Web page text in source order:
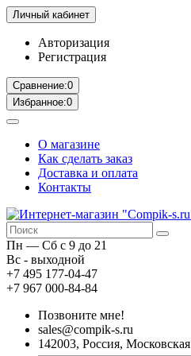
Личный кабинет
Авторизация
Регистрация
Сравнение:0
Избранное:0
О магазине
Как сделать заказ
Доставка и оплата
Контакты
Пн — Сб с 9 до 21
Вс - выходной
+7 495 177-04-47
+7 967 000-84-84
Позвоните мне!
sales@compik-s.ru
142003, Россия,